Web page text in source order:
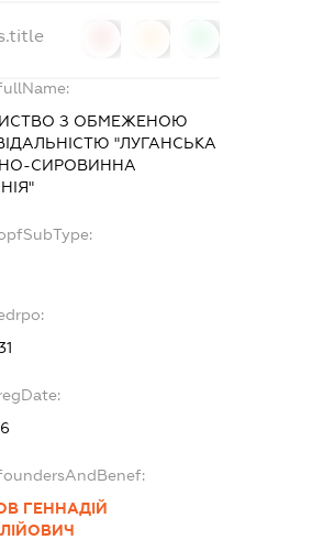
З ОБМЕЖЕНОЮ
"ЛУГАНСЬКА
СИРОВИННА
ГЕННАДІЙ